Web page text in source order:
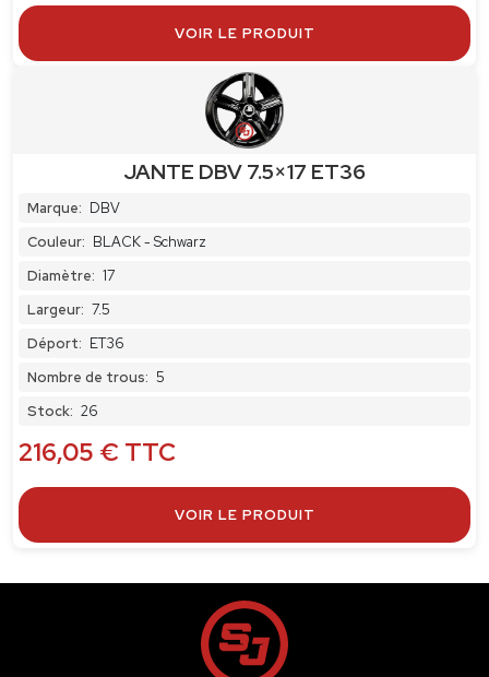
VOIR LE PRODUIT
JANTE DBV 7.5×17 ET36
Marque: DBV
Couleur: BLACK - Schwarz
Diamètre: 17
Largeur: 7.5
Déport: ET36
Nombre de trous: 5
Stock: 26
216,05 € TTC
VOIR LE PRODUIT